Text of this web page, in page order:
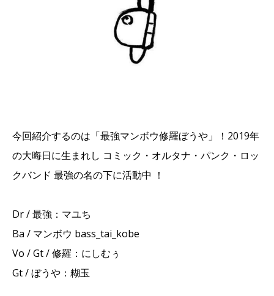
今回紹介するのは「最強マンボウ修羅ぼうや」！2019年
の大晦日に生まれし コミック・オルタナ・パンク・ロッ
クバンド 最強の名の下に活動中 ！
Dr / 最強：マユち
Ba / マンボウ bass_tai_kobe
Vo / Gt / 修羅：にしむぅ
Gt / ぼうや：糊玉